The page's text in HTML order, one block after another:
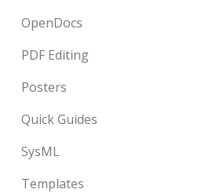
OpenDocs
PDF Editing
Posters
Quick Guides
SysML
Templates